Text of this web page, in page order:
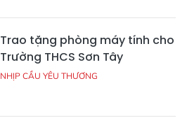
Trao tặng phòng máy tính cho
Trường THCS Sơn Tây
NHỊP CẦU YÊU THƯƠNG